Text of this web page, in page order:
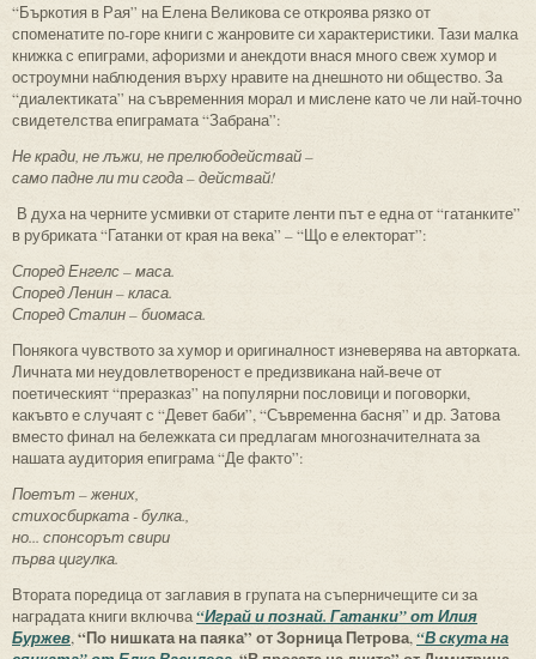
“Бъркотия в Рая” на Елена Великова се откроява рязко от
споменатите по-горе книги с жанровите си характеристики. Тази малка
книжка с епиграми, афоризми и анекдоти внася много свеж хумор и
остроумни наблюдения върху нравите на днешното ни общество. За
“диалектиката” на съвременния морал и мислене като че ли най-точно
свидетелства епиграмата “Забрана”:
Не кради, не лъжи, не прелюбодействай –
само падне ли ти сгода – действай!
В духа на черните усмивки от старите ленти път е една от “гатанките”
в рубриката “Гатанки от края на века” – “Що е електорат”:
Според Енгелс – маса.
Според Ленин – класа.
Според Сталин – биомаса.
Понякога чувството за хумор и оригиналност изневерява на авторката.
Личната ми неудовлетвореност е предизвикана най-вече от
поетическият “преразказ” на популярни пословици и поговорки,
какъвто е случаят с “Девет баби”, “Съвременна басня” и др. Затова
вместо финал на бележката си предлагам многозначителната за
нашата аудитория епиграма “Де факто”:
Поетът – жених,
стихосбирката - булка.,
но... спонсорът свири
първа цигулка.
Втората поредица от заглавия в групата на съперничещите си за
наградата книги включва“Играй и познай. Гатанки” от Илия
Буржев,“По нишката на паяка” от Зорница Петрова,“В скута на